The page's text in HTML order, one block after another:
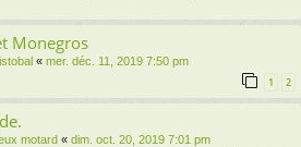
Monegros
« mer. déc. 11, 2019 7:50 pm
1 2
motard « dim. oct. 20, 2019 7:01 pm